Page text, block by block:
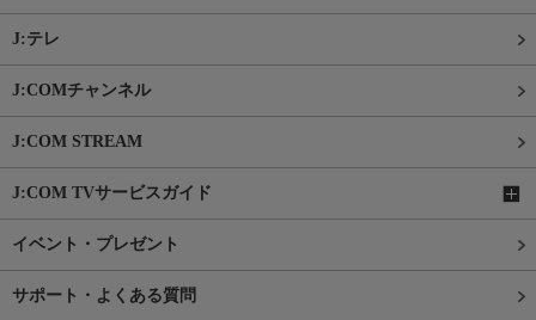
J:テレ
J:COMチャンネル
J:COM STREAM
J:COM TVサービスガイド
イベント・プレゼント
サポート・よくある質問